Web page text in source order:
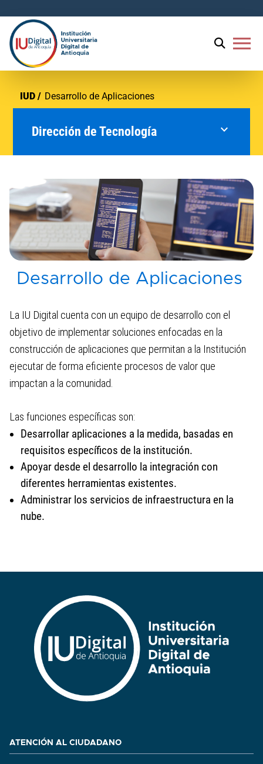
menu
IUD Desarrollo de Aplicaciones
Dirección de Tecnología expand_more
Plataformas Tecnológicas Educativas
Plataformas Tecnológicas
Administrativas
Infraestructura Tecnológica
Centro de Producción Audiovisual
Desarrollo de Aplicaciones
La IU Digital cuenta con un equipo de desarrollo con el
objetivo de implementar soluciones enfocadas en la
construcción de aplicaciones que permitan a la Institución
ejecutar de forma eficiente procesos de valor que
impactan a la comunidad.
Las funciones específicas son:
Desarrollar aplicaciones a la medida, basadas en
requisitos específicos de la institución.
Apoyar desde el desarrollo la integración con
diferentes herramientas existentes.
Administrar los servicios de infraestructura en la
nube.
ATENCIÓN AL CIUDADANO